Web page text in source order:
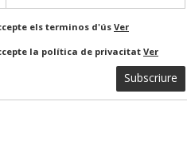
els terminos d'úsVer
la política de privacitat Ver
Subscriure